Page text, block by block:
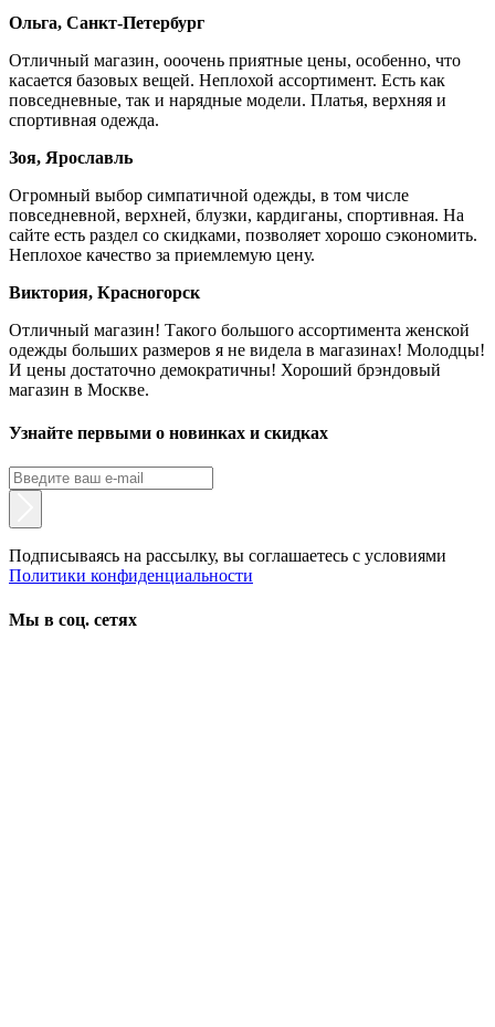
Ольга, Санкт-Петербург
Отличный магазин, ооочень приятные цены, особенно, что
касается базовых вещей. Неплохой ассортимент. Есть как
повседневные, так и нарядные модели. Платья, верхняя и
спортивная одежда.
Зоя, Ярославль
Огромный выбор симпатичной одежды, в том числе
повседневной, верхней, блузки, кардиганы, спортивная. На
сайте есть раздел со скидками, позволяет хорошо сэкономить.
Неплохое качество за приемлемую цену.
Виктория, Красногорск
Отличный магазин! Такого большого ассортимента женской
одежды больших размеров я не видела в магазинах! Молодцы!
И цены достаточно демократичны! Хороший брэндовый
магазин в Москве.
Узнайте первыми о новинках и скидках
Подписываясь на рассылку, вы соглашаетесь с условиями
Политики конфиденциальности
Мы в соц. сетях